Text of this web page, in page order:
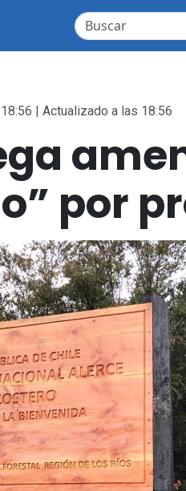
| Actualizado a las 18:56
por